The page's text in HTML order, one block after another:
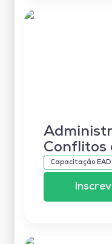
Conflitos
Capacitação EAD